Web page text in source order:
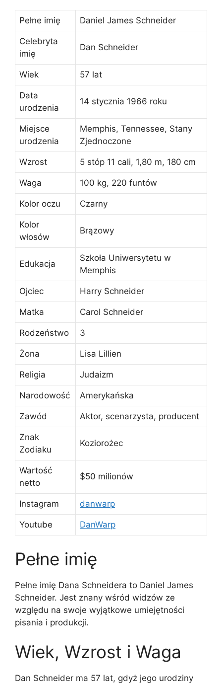
Pełne imię Daniel James Schneider
Celebryta
imię
Dan Schneider
Wiek 57 lat
Data
urodzenia
14 stycznia 1966 roku
Miejsce
urodzenia
Memphis, Tennessee, Stany
Zjednoczone
Wzrost 5 stóp 11 cali, 1,80 m, 180 cm
Waga 100 kg, 220 funtów
Kolor oczu Czarny
Kolor
włosów
Brązowy
Edukacja
Szkoła Uniwersytetu w
Memphis
Ojciec Harry Schneider
Matka Carol Schneider
Rodzeństwo 3
Żona Lisa Lillien
Religia Judaizm
Narodowość Amerykańska
Zawód Aktor, scenarzysta, producent
Znak
Zodiaku
Koziorożec
Wartość
netto
$50 milionów
Instagram danwarp
Youtube DanWarp
Pełne imię
Pełne imię Dana Schneidera to Daniel James
Schneider. Jest znany wśród widzów ze
względu na swoje wyjątkowe umiejętności
pisania i produkcji.
Wiek, Wzrost i Waga
Dan Schneider ma 57 lat, gdyż jego urodziny